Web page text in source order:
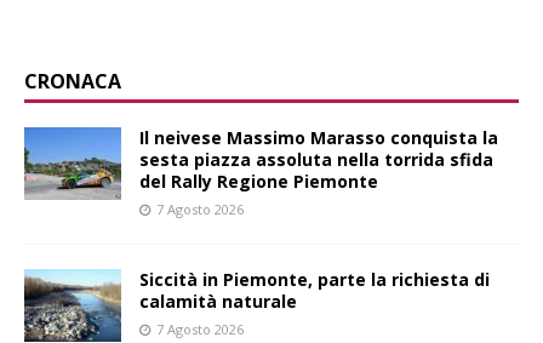
CRONACA
Il neivese Massimo Marasso conquista la
sesta piazza assoluta nella torrida sfida
del Rally Regione Piemonte
7 Agosto 2026
Siccità in Piemonte, parte la richiesta di
calamità naturale
7 Agosto 2026